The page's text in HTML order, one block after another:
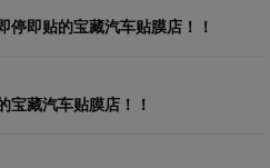
停即贴的宝藏汽车贴膜店！！
宝藏汽车贴膜店！！